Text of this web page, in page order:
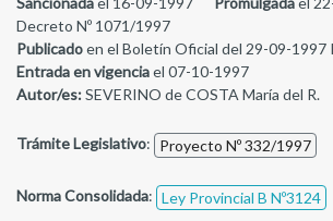
Decreto Nº 1071/1997
Publicadoen el Boletín Oficial del 29-09-1997
Entrada en vigenciael 07-10-1997
Autor/es:SEVERINO de COSTA María del R.
Trámite Legislativo: Proyecto Nº 332/1997
Norma Consolidada: Ley Provincial B Nº3124